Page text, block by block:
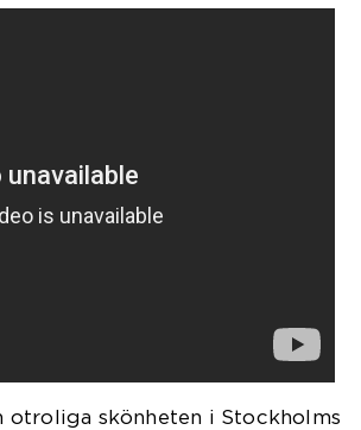
skönheten i Stockholms